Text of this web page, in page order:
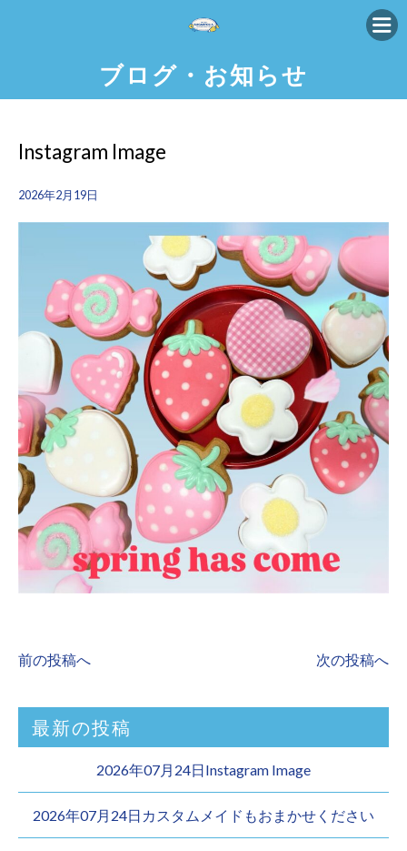
ブログ・お知らせ
Instagram Image
2026年2月19日
前の投稿へ 次の投稿へ
最新の投稿
2026年07月24日Instagram Image
2026年07月24日カスタムメイドもおまかせください︎